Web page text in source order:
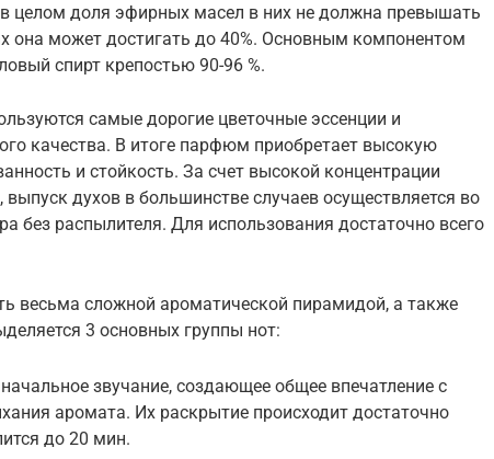
целом доля эфирных масел в них не должна превышать
она может достигать до 40%. Основным компонентом
спирт крепостью 90-96 %.
самые дорогие цветочные эссенции и
качества. В итоге парфюм приобретает высокую
и стойкость. За счет высокой концентрации
духов в большинстве случаев осуществляется во
без распылителя. Для использования достаточно всего
весьма сложной ароматической пирамидой, а также
3 основных группы нот:
звучание, создающее общее впечатление с
аромата. Их раскрытие происходит достаточно
до 20 мин.